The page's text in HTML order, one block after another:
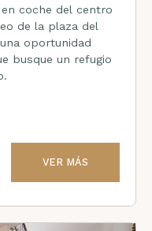
coche del centro
de la plaza del
oportunidad
busque un refugio
VER MÁS